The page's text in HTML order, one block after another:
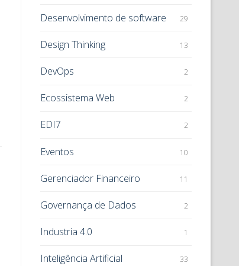
Desenvolvimento de software 29
Design Thinking 13
DevOps 2
Ecossistema Web 2
EDI7 2
Eventos 10
Gerenciador Financeiro 11
Governança de Dados 2
Industria 4.0 1
Inteligência Artificial 33